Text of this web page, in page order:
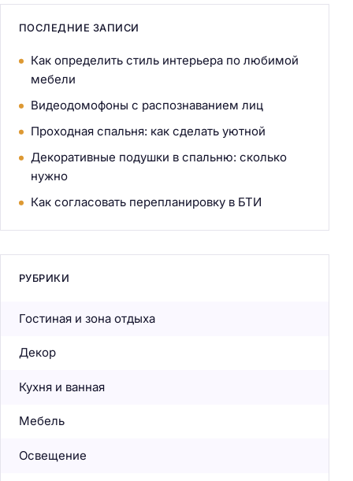
ПОСЛЕДНИЕ ЗАПИСИ
Как определить стиль интерьера по любимой
мебели
Видеодомофоны с распознаванием лиц
Проходная спальня: как сделать уютной
Декоративные подушки в спальню: сколько
нужно
Как согласовать перепланировку в БТИ
РУБРИКИ
Гостиная и зона отдыха
Декор
Кухня и ванная
Мебель
Освещение